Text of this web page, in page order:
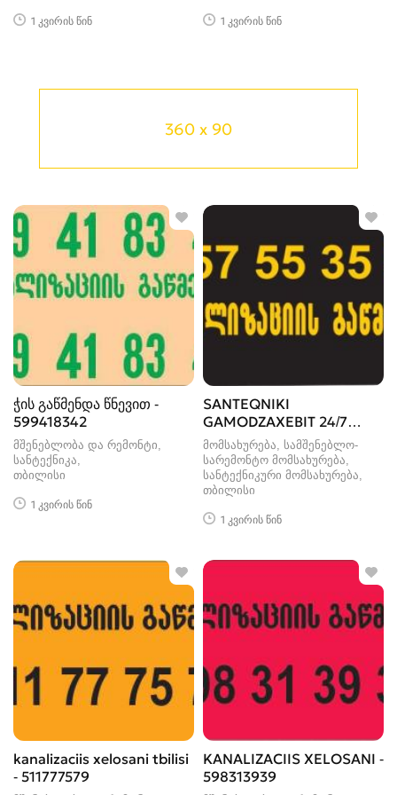
1 კვირის წინ 1 კვირის წინ
360 x 90
ჭის გაწმენდა წნევით -
599418342
მშენებლობა და რემონტი,
სანტექნიკა
თბილისი
1 კვირის წინ
SANTEQNIKI
GAMODZAXEBIT 24/7
ELEQTRO TROSIT
მომსახურება, სამშენებლო-
სარემონტო მომსახურება,
სანტექნიკური მომსახურება
თბილისი
1 კვირის წინ
kanalizaciis xelosani tbilisi
- 511777579
KANALIZACIIS XELOSANI -
598313939